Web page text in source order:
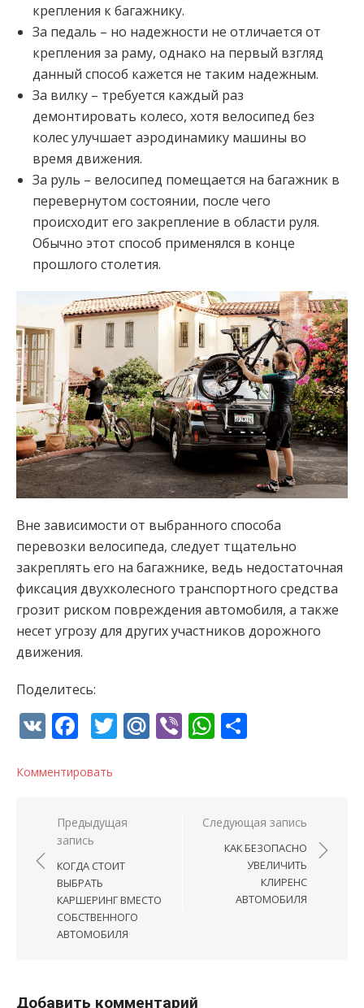
крепления к багажнику.
За педаль – но надежности не отличается от
крепления за раму, однако на первый взгляд
данный способ кажется не таким надежным.
За вилку – требуется каждый раз
демонтировать колесо, хотя велосипед без
колес улучшает аэродинамику машины во
время движения.
За руль – велосипед помещается на багажник в
перевернутом состоянии, после чего
происходит его закрепление в области руля.
Обычно этот способ применялся в конце
прошлого столетия.
Вне зависимости от выбранного способа
перевозки велосипеда, следует тщательно
закреплять его на багажнике, ведь недостаточная
фиксация двухколесного транспортного средства
грозит риском повреждения автомобиля, а также
несет угрозу для других участников дорожного
движения.
Поделитесь:
VK Facebook
Twitter
Mail.Ru
ViberWhatsApp
Комментировать
Навигация по записям
Предыдущая
запись
КОГДА СТОИТ
ВЫБРАТЬ
КАРШЕРИНГ ВМЕСТО
СОБСТВЕННОГО
АВТОМОБИЛЯ
Следующая запись
КАК БЕЗОПАСНО
УВЕЛИЧИТЬ
КЛИРЕНС
АВТОМОБИЛЯ
Добавить комментарий